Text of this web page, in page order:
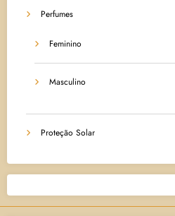
Perfumes
Feminino
Masculino
Proteção Solar